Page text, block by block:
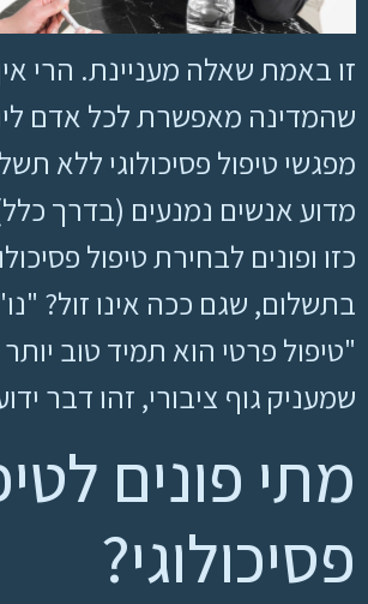
זו באמת שאלה מעניינת. הרי
מפגשי טיפול פסיכולוגי ללא
מדוע אנשים נמנעים (בדרך
כזו ופונים לבחירת טיפול
בתשלום, שגם ככה אינו זול?
"טיפול פרטי הוא תמיד טוב
שמעניק גוף ציבורי, זהו דבר
מתי פונים
פסיכולוגי?